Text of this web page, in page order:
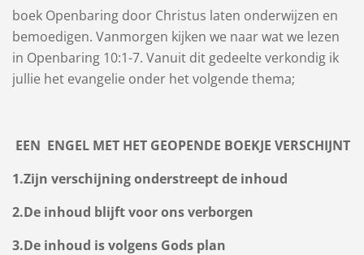
boek Openbaring door Christus laten onderwijzen en
bemoedigen. Vanmorgen kijken we naar wat we lezen
in Openbaring 10:1-7. Vanuit dit gedeelte verkondig ik
jullie het evangelie onder het volgende thema;
EEN ENGEL MET HET GEOPENDE BOEKJE VERSCHIJNT
1.Zijn verschijning onderstreept de inhoud
2.De inhoud blijft voor ons verborgen
3.De inhoud is volgens Gods plan